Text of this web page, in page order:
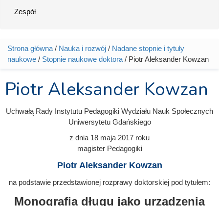
Zespół
Jesteś tutaj
Strona główna / Nauka i rozwój / Nadane stopnie i tytuły
naukowe / Stopnie naukowe doktora / Piotr Aleksander Kowzan
Piotr Aleksander Kowzan
Uchwałą Rady Instytutu Pedagogiki Wydziału Nauk Społecznych
Uniwersytetu Gdańskiego
z dnia 18 maja 2017 roku
magister Pedagogiki
Piotr Aleksander Kowzan
na podstawie przedstawionej rozprawy doktorskiej pod tytułem:
Monografia długu jako urządzenia